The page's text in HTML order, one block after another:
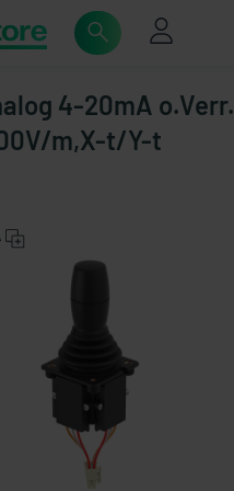
4-20mA o.Verr.
m,X-t/Y-t